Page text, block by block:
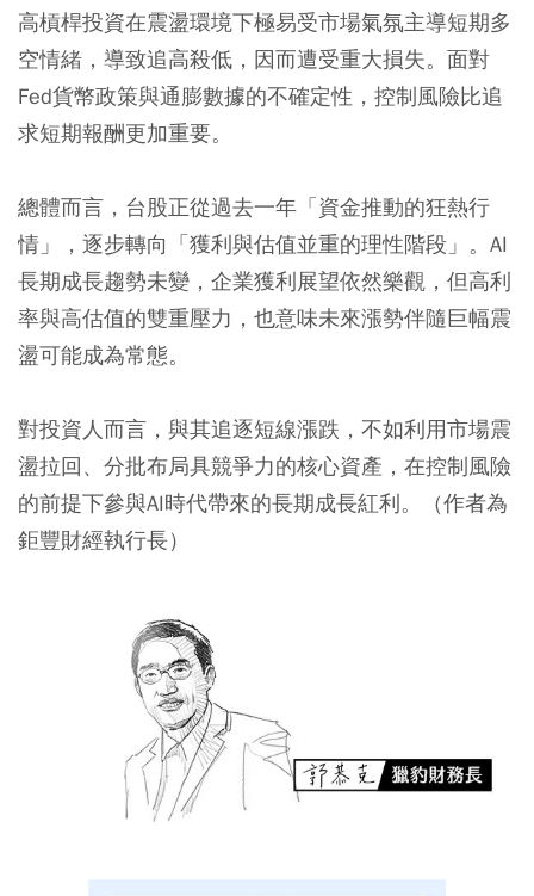
高槓桿投資在震盪環境下極易受市場氣氛主導短期多
空情緒，導致追高殺低，因而遭受重大損失。面對
Fed貨幣政策與通膨數據的不確定性，控制風險比追
求短期報酬更加重要。
總體而言，台股正從過去一年「資金推動的狂熱行
情」，逐步轉向「獲利與估值並重的理性階段」。AI
長期成長趨勢未變，企業獲利展望依然樂觀，但高利
率與高估值的雙重壓力，也意味未來漲勢伴隨巨幅震
盪可能成為常態。
對投資人而言，與其追逐短線漲跌，不如利用市場震
盪拉回、分批布局具競爭力的核心資產，在控制風險
的前提下參與AI時代帶來的長期成長紅利。（作者為
鉅豐財經執行長）